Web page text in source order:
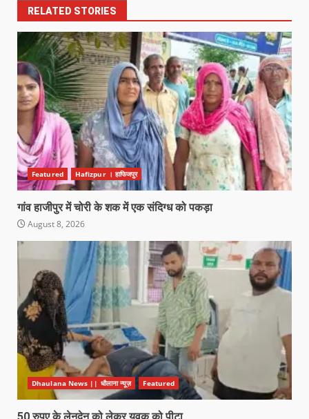
RELATED STORIES
Featured Hafizpur । हाफिजपुर
गांव हाजीपुर में चोरी के शक में एक संदिग्ध को पकड़ा
August 8, 2026
Dhaulana News || धौलाना न्यूज़ Featured